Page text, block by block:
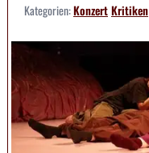
Kategorien:KonzertKritiken